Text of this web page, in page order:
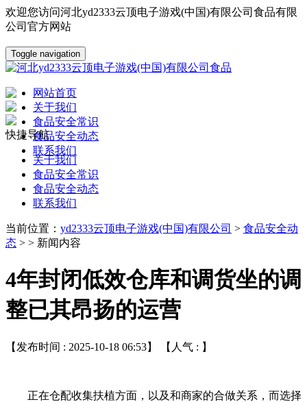
欢迎您访问河北yd2333云顶电子游戏(中国)有限公司食品有限
公司官方网站
Toggle navigation
网站首页
关于我们
食品安全常识
食品安全动态
联系我们
快捷导航
关于我们
食品安全常识
食品安全动态
联系我们
当前位置： yd2333云顶电子游戏(中国)有限公司 > 食品安全动
态 > > 新闻内容
4年封闭低效仓库和调货坐的调
整已其昂扬的运营
【发布时间 : 2025-10-18 06:53】 【人气 : 】
正在仓配收集扶植方面，以及和商家的合做关系，而选择